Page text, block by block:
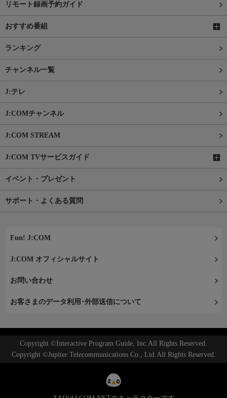
リモート録画予約ガイド
おすすめ番組
ランキング
チャンネル一覧
J:テレ
J:COMチャンネル
J:COM STREAM
J:COM TVサービスガイド
イベント・プレゼント
サポート・よくある質問
Fun! J:COM
J:COM オフィシャルサイト
お問い合わせ
お客さまのデータ利用･外部送信について
Copyright ©Interactive Program Guide, Inc.All Rights Reserved.
Copyright ©Jupiter Telecommunications Co., Ltd.All Rights Reserved.